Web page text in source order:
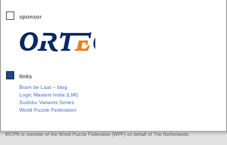
sponsor
links
Bram de Laat – blog
Logic Masters India (LMI)
Sudoku Variants Series
World Puzzle Federation
WCPN is member of the World Puzzle Federation (WPF) on behalf of The Netherlands.